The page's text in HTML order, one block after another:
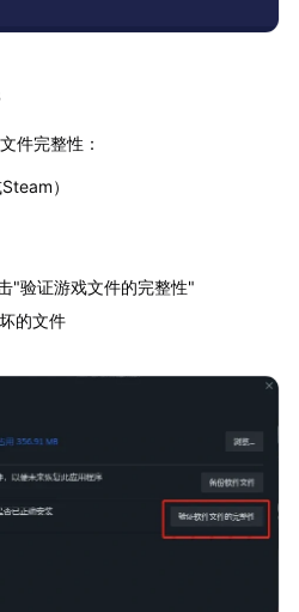
件完整性：
）
"验证游戏文件的完整性"
的文件